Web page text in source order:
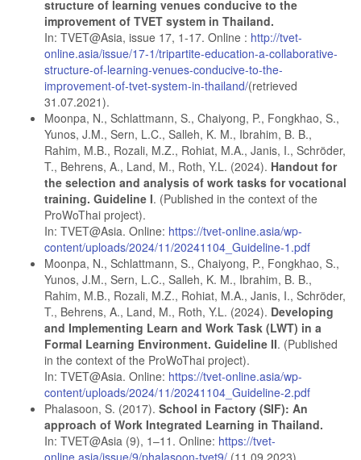
structure of learning venues conducive to the
improvement of TVET system in Thailand.
In: TVET@Asia, issue 17, 1-17. Online : http://tvet-
online.asia/issue/17-1/tripartite-education-a-collaborative-
structure-of-learning-venues-conducive-to-the-
improvement-of-tvet-system-in-thailand/(retrieved
31.07.2021).
Moonpa, N., Schlattmann, S., Chaiyong, P., Fongkhao, S.,
Yunos, J.M., Sern, L.C., Salleh, K. M., Ibrahim, B. B.,
Rahim, M.B., Rozali, M.Z., Rohiat, M.A., Janis, I., Schröder,
T., Behrens, A., Land, M., Roth, Y.L. (2024). Handout for
the selection and analysis of work tasks for vocational
training. Guideline I. (Published in the context of the
ProWoThai project).
In: TVET@Asia. Online: https://tvet-online.asia/wp-
content/uploads/2024/11/20241104_Guideline-1.pdf
Moonpa, N., Schlattmann, S., Chaiyong, P., Fongkhao, S.,
Yunos, J.M., Sern, L.C., Salleh, K. M., Ibrahim, B. B.,
Rahim, M.B., Rozali, M.Z., Rohiat, M.A., Janis, I., Schröder,
T., Behrens, A., Land, M., Roth, Y.L. (2024). Developing
and Implementing Learn and Work Task (LWT) in a
Formal Learning Environment. Guideline II. (Published
in the context of the ProWoThai project).
In: TVET@Asia. Online: https://tvet-online.asia/wp-
content/uploads/2024/11/20241104_Guideline-2.pdf
Phalasoon, S. (2017). School in Factory (SIF): An
approach of Work Integrated Learning in Thailand.
In: TVET@Asia (9), 1–11. Online: https://tvet-
online.asia/issue/9/phalasoon-tvet9/ (11.09.2023).